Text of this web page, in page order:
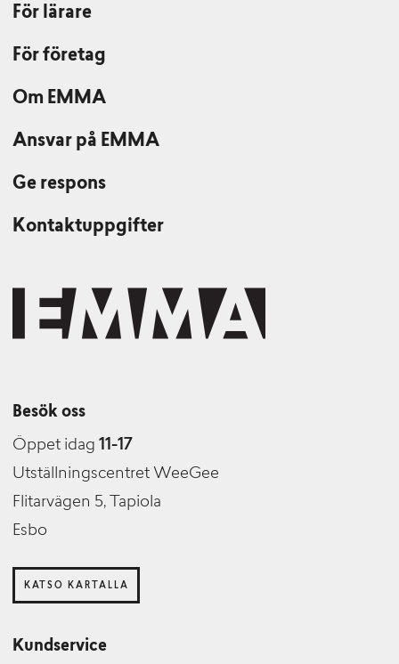
För lärare
För företag
Om EMMA
Ansvar på EMMA
Ge respons
Kontaktuppgifter
Besök oss
Öppet idag 11-17
Utställningscentret WeeGee
Flitarvägen 5, Tapiola
Esbo
KATSO KARTALLA
Kundservice